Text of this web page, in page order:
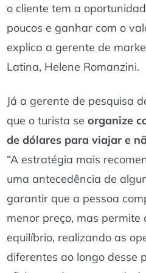
o cliente tem a
poucos e ganhar com o
explica a gerente de
Latina, Helene Romanzini.
Já a gerente de pesquisa
que o turista se organize
de dólares para viajar e
“A estratégia mais
uma antecedência de
garantir que a pessoa
menor preço, mas
equilíbrio, realizando as
diferentes ao longo desse